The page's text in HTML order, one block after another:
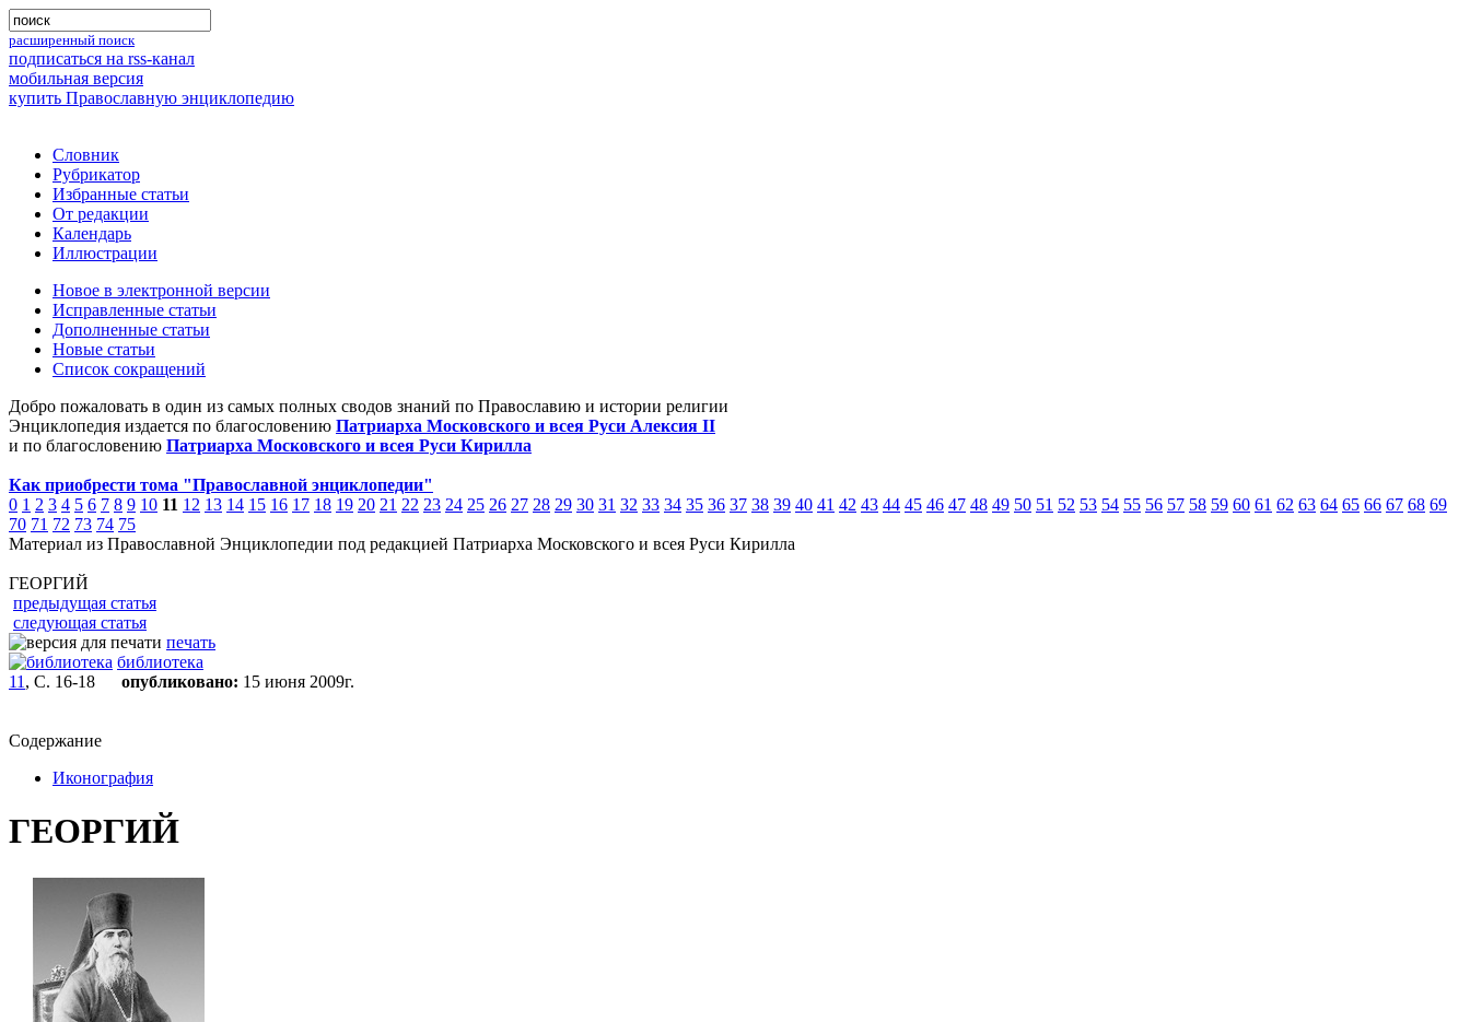
расширенный поиск
подписаться на rss-канал
мобильная версия
купить Православную энциклопедию
Словник
Рубрикатор
Избранные статьи
От редакции
Календарь
Иллюстрации
Новое в электронной версии
Исправленные статьи
Дополненные статьи
Новые статьи
Список сокращений
Добро пожаловать в один из самых полных сводов знаний по Православию и истории религии
Энциклопедия издается по благословению Патриарха Московского и всея Руси Алексия II
и по благословению Патриарха Московского и всея Руси Кирилла
Как приобрести тома "Православной энциклопедии"
0 1 2 3 4 5 6 7 8 9 10 11 12 13 14 15 16 17 18 19 20 21 22 23 24 25 26 27 28 29 30 31 32 33 34 35 36 37 38 39 40 41 42 43 44 45 46 47 48 49 50 51 52 53 54 55 56 57 58 59 60 61 62 63 64 65 66 67 68 69
70 71 72 73 74 75
Материал из Православной Энциклопедии под редакцией Патриарха Московского и всея Руси Кирилла
ГЕОРГИЙ
предыдущая статья
следующая статья
печать
библиотека
11 , С. 16-18 опубликовано: 15 июня 2009г.
Содержание
Иконография
ГЕОРГИЙ